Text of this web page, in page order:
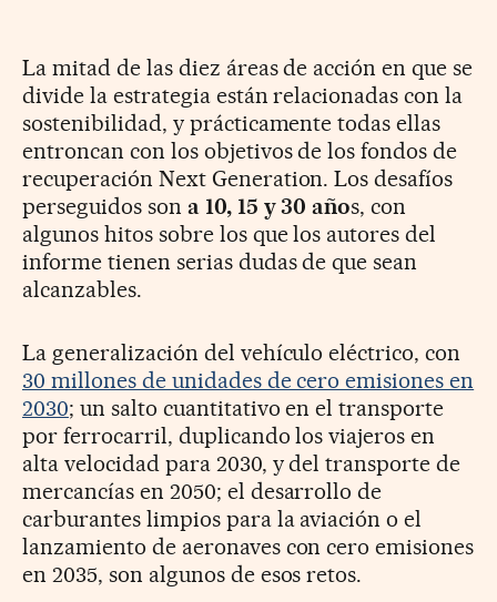
La mitad de las diez áreas de acción en que se
divide la estrategia están relacionadas con la
sostenibilidad, y prácticamente todas ellas
entroncan con los objetivos de los fondos de
recuperación Next Generation. Los desafíos
perseguidos son a 10, 15 y 30 años, con
algunos hitos sobre los que los autores del
informe tienen serias dudas de que sean
alcanzables.
La generalización del vehículo eléctrico, con
30 millones de unidades de cero emisiones en
2030; un salto cuantitativo en el transporte
por ferrocarril, duplicando los viajeros en
alta velocidad para 2030, y del transporte de
mercancías en 2050; el desarrollo de
carburantes limpios para la aviación o el
lanzamiento de aeronaves con cero emisiones
en 2035, son algunos de esos retos.